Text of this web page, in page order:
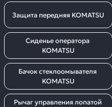
Защита передняя KOMATSU
Сиденье оператора
KOMATSU
Бачок стеклоомывателя
KOMATSU
Рычаг управления лопатой